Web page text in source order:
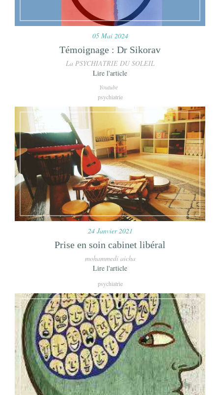
05 Mai 2024
Témoignage : Dr Sikorav
La PSYCHIATRIE DU SOLEIL
Lire l'article
Youtube
psychiatrie
24 Janvier 2021
Prise en soin cabinet libéral
mohammedi aicha
Lire l'article
psychiatrie